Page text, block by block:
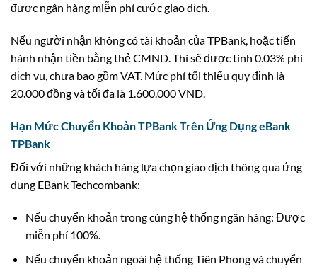
được ngân hàng miễn phí cước giao dịch.
Nếu người nhận không có tài khoản của TPBank, hoặc tiến
hành nhận tiền bằng thẻ CMND. Thì sẽ được tính 0.03% phí
dịch vụ, chưa bao gồm VAT. Mức phí tối thiểu quy định là
20.000 đồng và tối đa là 1.600.000 VND.
Hạn Mức Chuyển Khoản TPBank Trên Ứng Dụng eBank
TPBank
Đối với những khách hàng lựa chọn giao dịch thông qua ứng
dụng EBank Techcombank:
Nếu chuyển khoản trong cùng hệ thống ngân hàng: Được
miễn phí 100%.
Nếu chuyển khoản ngoài hệ thống Tiên Phong và chuyển